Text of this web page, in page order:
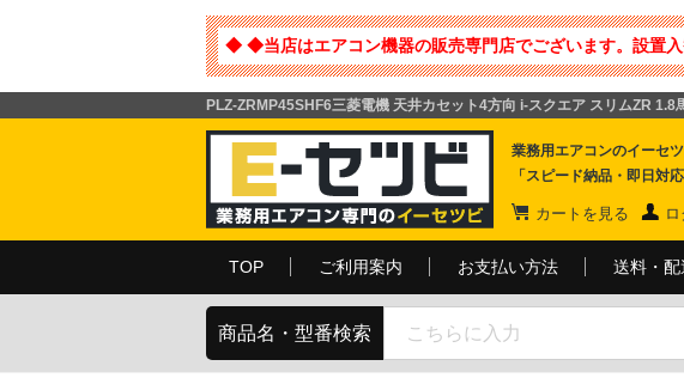
◆ ◆当店はエアコン機器の販売専門店でございます。設置
PLZ-ZRMP45SHF6三菱電機 天井カセット4方向 i-スクエア スリムZR
業務用エアコンのイーセ
「スピード納品・即日対
カートを見る
TOP ご利用案内 お支払い方法 送料・配
商品名・型番検索